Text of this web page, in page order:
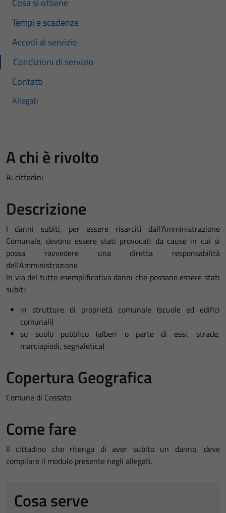
Cosa si ottiene
Tempi e scadenze
Accedi al servizio
Condizioni di servizio
Contatti
Allegati
A chi è rivolto
Ai cittadini
Descrizione
I danni subiti, per essere risarciti dall'Amministrazione
Comunale, devono essere stati provocati da cause in cui si
possa ravvedere una diretta responsabilità
dell'Amministrazione
In via del tutto esemplificativa danni che possano essere stati
subiti:
in strutture di proprietà comunale (scuole ed edifici
comunali)
su suolo pubblico (alberi o parte di essi, strade,
marciapiedi, segnaletica)
Copertura Geografica
Comune di Cossato
Come fare
Il cittadino che ritenga di aver subito un danno, deve
compilare il modulo presente negli allegati.
Cosa serve